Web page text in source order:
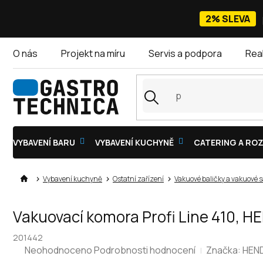
2% SLEVA
O nás Projekt na míru Servis a podpora
VYBAVENÍ BARU VYBAVENÍ KUCHYNĚ CATERING A
Vybavení kuchyně Ostatní zařízení Vakuové baličky a vakuové
Vakuovací komora Profi Line 410,
201442
Průměrné
NeohodnocenoPodrobnosti hodnocení Značka: